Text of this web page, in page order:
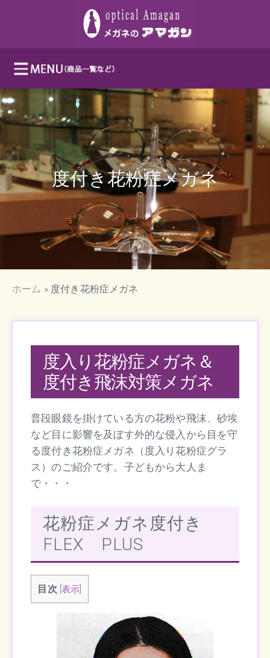
度付き花粉症メガネ
ホーム » 度付き花粉症メガネ
度入り花粉症メガネ＆
度付き飛沫対策メガネ
普段眼鏡を掛けている方の花粉や飛沫、砂埃
など目に影響を及ぼす外的な侵入から目を守
る度付き花粉症メガネ（度入り花粉症グラ
ス）のご紹介です。子どもから大人ま
で・・・
花粉症メガネ度付き
FLEX PLUS
目次 [表示